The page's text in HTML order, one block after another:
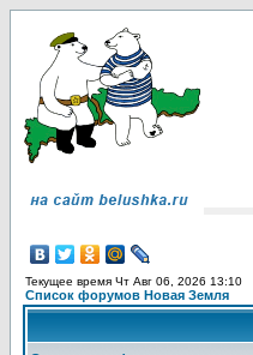
Текущее время Чт Авг 06, 2026 13:10
Список форумов Новая Земля